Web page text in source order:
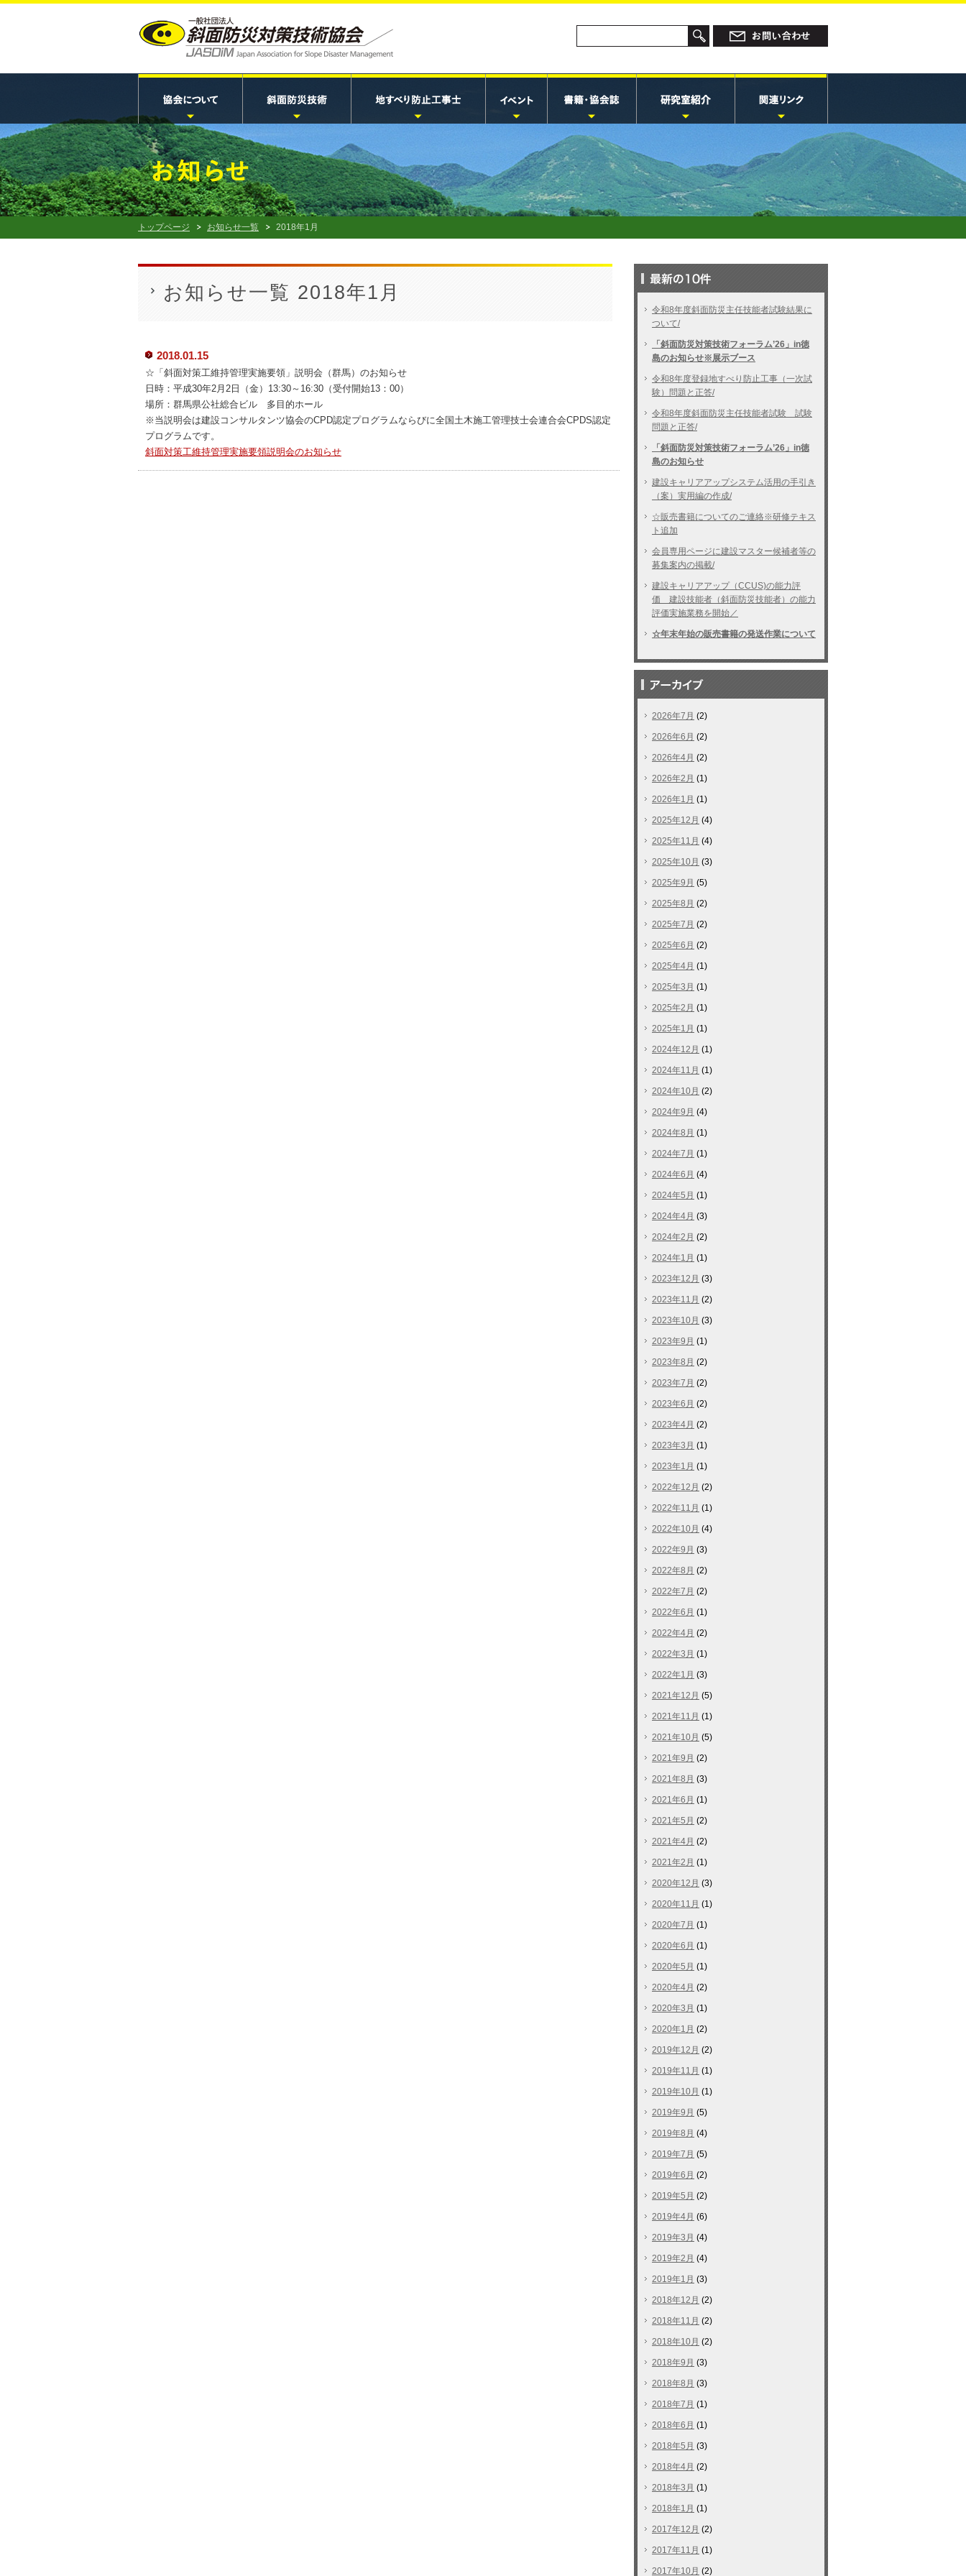
トップページ お知らせ一覧 2018年1月
お知らせ一覧 2018年1月
2018.01.15
☆「斜面対策工維持管理実施要領」説明会（群馬）のお知らせ
日時：平成30年2月2日（金）13:30～16:30（受付開始13：00）
場所：群馬県公社総合ビル 多目的ホール
※当説明会は建設コンサルタンツ協会のCPD認定プログラムならびに全国土木施工管理技士会連合会CPDS認定
プログラムです。
斜面対策工維持管理実施要領説明会のお知らせ
令和8年度斜面防災主任技能者試験結果に
ついて/
「斜面防災対策技術フォーラム’26」in徳
島のお知らせ※展示ブース
令和8年度登録地すべり防止工事（一次試
験）問題と正答/
令和8年度斜面防災主任技能者試験 試験
問題と正答/
「斜面防災対策技術フォーラム’26」in徳
島のお知らせ
建設キャリアアップシステム活用の手引き
（案）実用編の作成/
☆販売書籍についてのご連絡※研修テキス
ト追加
会員専用ページに建設マスター候補者等の
募集案内の掲載/
建設キャリアアップ（CCUS)の能力評
価 建設技能者（斜面防災技能者）の能力
評価実施業務を開始／
☆年末年始の販売書籍の発送作業について
2026年7月 (2)
2026年6月 (2)
2026年4月 (2)
2026年2月 (1)
2026年1月 (1)
2025年12月 (4)
2025年11月 (4)
2025年10月 (3)
2025年9月 (5)
2025年8月 (2)
2025年7月 (2)
2025年6月 (2)
2025年4月 (1)
2025年3月 (1)
2025年2月 (1)
2025年1月 (1)
2024年12月 (1)
2024年11月 (1)
2024年10月 (2)
2024年9月 (4)
2024年8月 (1)
2024年7月 (1)
2024年6月 (4)
2024年5月 (1)
2024年4月 (3)
2024年2月 (2)
2024年1月 (1)
2023年12月 (3)
2023年11月 (2)
2023年10月 (3)
2023年9月 (1)
2023年8月 (2)
2023年7月 (2)
2023年6月 (2)
2023年4月 (2)
2023年3月 (1)
2023年1月 (1)
2022年12月 (2)
2022年11月 (1)
2022年10月 (4)
2022年9月 (3)
2022年8月 (2)
2022年7月 (2)
2022年6月 (1)
2022年4月 (2)
2022年3月 (1)
2022年1月 (3)
2021年12月 (5)
2021年11月 (1)
2021年10月 (5)
2021年9月 (2)
2021年8月 (3)
2021年6月 (1)
2021年5月 (2)
2021年4月 (2)
2021年2月 (1)
2020年12月 (3)
2020年11月 (1)
2020年7月 (1)
2020年6月 (1)
2020年5月 (1)
2020年4月 (2)
2020年3月 (1)
2020年1月 (2)
2019年12月 (2)
2019年11月 (1)
2019年10月 (1)
2019年9月 (5)
2019年8月 (4)
2019年7月 (5)
2019年6月 (2)
2019年5月 (2)
2019年4月 (6)
2019年3月 (4)
2019年2月 (4)
2019年1月 (3)
2018年12月 (2)
2018年11月 (2)
2018年10月 (2)
2018年9月 (3)
2018年8月 (3)
2018年7月 (1)
2018年6月 (1)
2018年5月 (3)
2018年4月 (2)
2018年3月 (1)
2018年1月 (1)
2017年12月 (2)
2017年11月 (1)
2017年10月 (2)